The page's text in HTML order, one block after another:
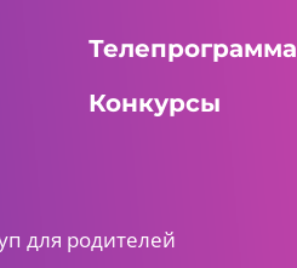
Телепрограмма
Конкурсы
для родителей